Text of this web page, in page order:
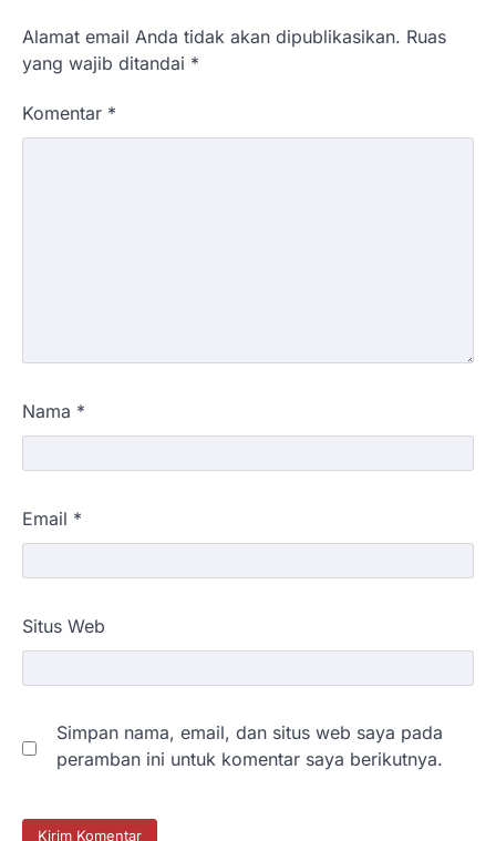
Alamat email Anda tidak akan dipublikasikan. Ruas
yang wajib ditandai *
Komentar *
Nama *
Email *
Situs Web
Simpan nama, email, dan situs web saya pada
peramban ini untuk komentar saya berikutnya.